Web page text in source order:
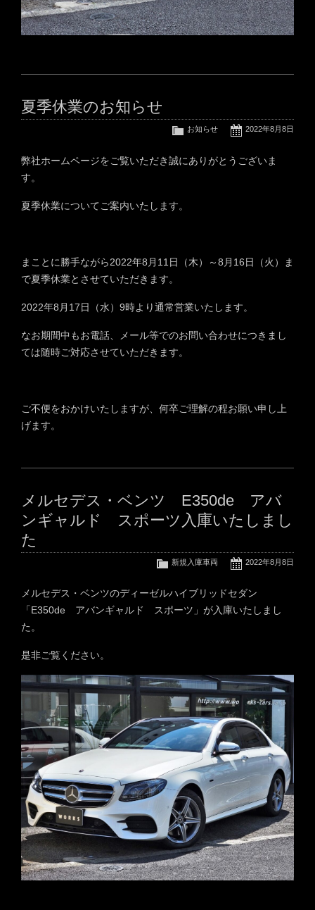
夏季休業のお知らせ
2022年8月8日
お知らせ
弊社ホームページをご覧いただき誠にありがとうございま
す。
夏季休業についてご案内いたします。
まことに勝手ながら2022年8月11日（木）～8月16日（火）ま
で夏季休業とさせていただきます。
2022年8月17日（水）9時より通常営業いたします。
なお期間中もお電話、メール等でのお問い合わせにつきまし
ては随時ご対応させていただきます。
ご不便をおかけいたしますが、何卒ご理解の程お願い申し上
げます。
メルセデス・ベンツ E350de アバ
ンギャルド スポーツ入庫いたしまし
た
2022年8月8日
新規入庫車両
メルセデス・ベンツのディーゼルハイブリッドセダン
「E350de アバンギャルド スポーツ」が入庫いたしまし
た。
是非ご覧ください。